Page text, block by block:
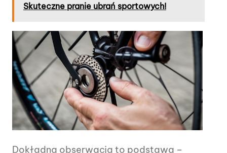
Skuteczne pranie ubrań sportowych!
Dokładna obserwacja to podstawa –